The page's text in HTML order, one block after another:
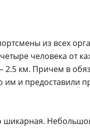
из всех
человека от
2.5 км. Причем в
и предоставили
шикарная.